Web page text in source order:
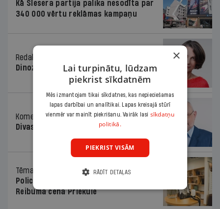
Kā Šlesera partija palika nesodīta par
340 000 vērtu reklāmas kampaņu
Redaktores sleja
Dinozaura triks
Komentārs 06.08.2026.
Divas koalīcijas
Tēma
Policists cietumā, skolotājs – kapos.
Reibuma cena Priekulē
×
Lai turpinātu, lūdzam
piekrist sīkdatnēm
Mēs izmantojam tikai sīkdatnes, kas nepieciešamas
lapas darbībai un analītikai. Lapas kreisajā stūrī
vienmēr var mainīt piekrišanu. Vairāk lasi sīkdatņu
politikā.
PIEKRIST VISĀM
RĀDĪT DETAĻAS